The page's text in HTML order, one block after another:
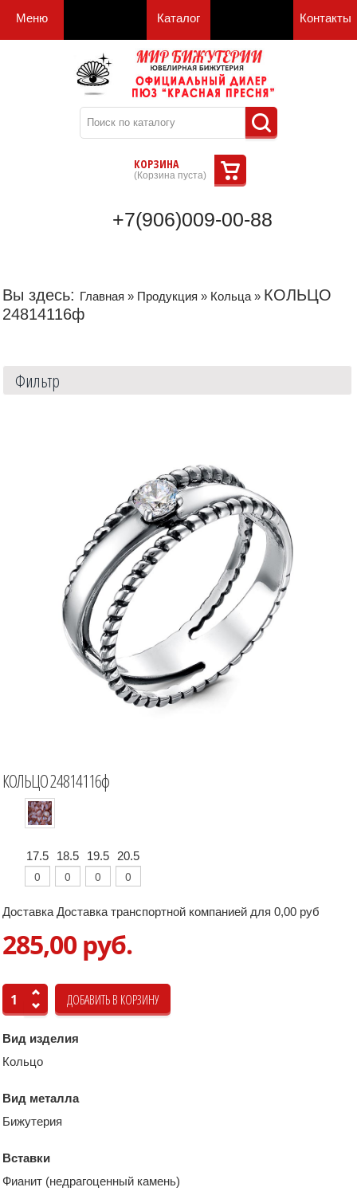
Меню Каталог Контакты
КОРЗИНА
(Корзина пуста)
+7(906)009-00-88
Вы здесь: Главная » Продукция » Кольца » КОЛЬЦО
24814116ф
Фильтр
КОЛЬЦО 24814116ф
17.5 18.5 19.5 20.5
Доставка Доставка транспортной компанией для 0,00 руб
285,00 руб.
Вид изделия
Кольцо
Вид металла
Бижутерия
Вставки
Фианит (недрагоценный камень)